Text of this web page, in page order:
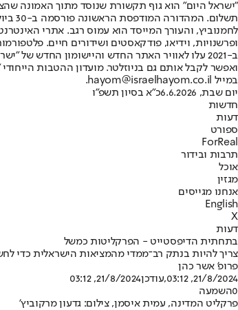
"ישראל היום" הוא גוף תקשורת שנוסד מתוך האמונה
ופרשנויות, וידיאו, פודקאסטים ושידורים חיים.
ב-2021 עלו לאוויר האתר החדש והיישומון החדש
ואפשר לקבל אותם גם בניוזלטר. מועדון ההטבות
במייל hayom@israelhayom.co.il.
יום שבת, 6.6.2026
כ"א בסיון תשפ"ו
חדשות
דעות
ספורט
ForReal
תרבות ובידור
אוכל
מגזין
אנחנו מגייסים
English
X
דעות
בתחתית הדיפסטייט - הפרקליטות כמשל
צריך להיות בנתק רב־ממדי מהמציאות הישראלית כדי
פרופ' אשר כהן
21/8/2024, 03:12
,עודכן21/8/2024, 03:12
0השמעה
פרקליט המדינה, עמית איסמן, צילום: גדעון מרקוביץ'